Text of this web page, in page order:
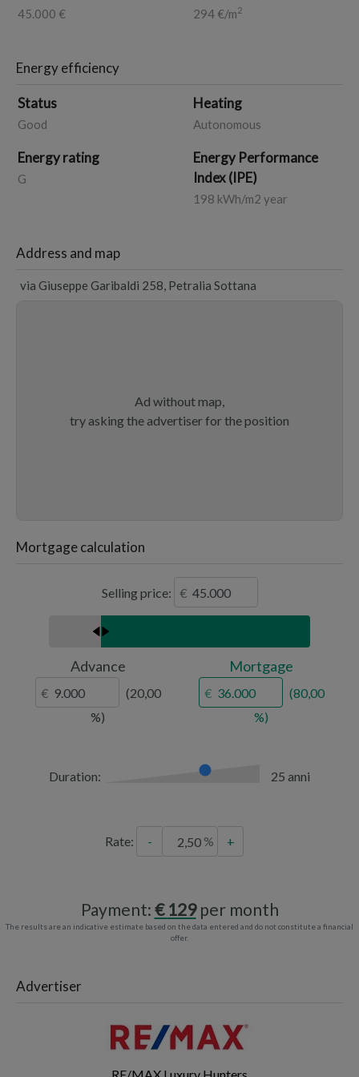
45.000 € 294 €/m2
Energy efficiency
Status
Good
Heating
Autonomous
Energy rating
G
Energy Performance
Index (IPE)
198 kWh/m2 year
Address and map
via Giuseppe Garibaldi 258, Petralia Sottana
Ad without map,
try asking the advertiser for the position
Mortgage calculation
Selling price:
Advance
20,00
Mortgage
80,00
Duration: 25 anni
Rate: - +
Payment: 129per month
The results are an indicative estimate based on the data entered and do not constitute a financial
offer.
Advertiser